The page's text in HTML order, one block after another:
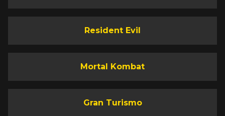
Resident Evil
Mortal Kombat
Gran Turismo